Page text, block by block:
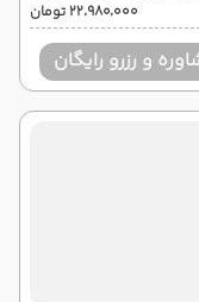
۲۲٬۹۸۰٬۰۰۰ تومان
و رزرو رایگان